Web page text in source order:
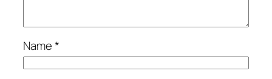
Name*